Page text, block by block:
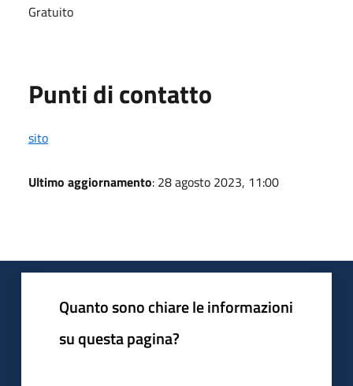
Gratuito
Punti di contatto
sito
Ultimo aggiornamento: 28 agosto 2023, 11:00
Quanto sono chiare le informazioni
su questa pagina?